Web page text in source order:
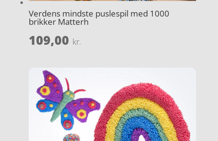
Verdens mindste puslespil med 1000
brikker Matterh
109,00 kr.